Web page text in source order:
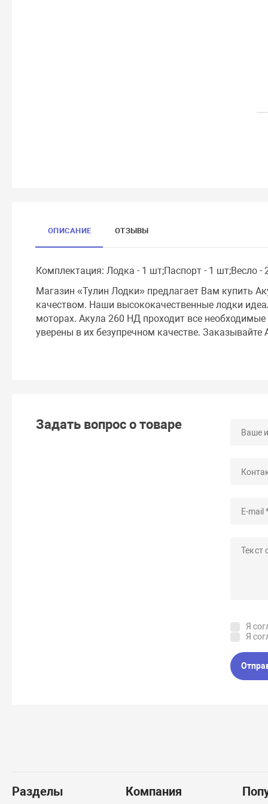
ОПИСАНИЕ ОТЗЫВЫ
Комплектация: Лодка - 1 шт;Паспорт - 1 шт;Весло
Магазин «Тулин Лодки» предлагает Вам купить
качеством. Наши высококачественные лодки
моторах. Акула 260 НД проходит все
уверены в их безупречном качестве.
Задать вопрос о товаре
Я
Я
Разделы Компания